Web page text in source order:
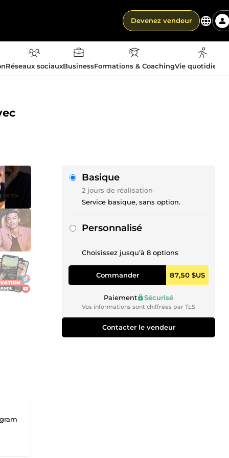
Devenez vendeur
Réseaux sociauxBusinessFormations & CoachingVie
Basique
2 jours de réalisation
Service basique, sans option.
Personnalisé
Choisissez jusqu’à 8 options
Commander 87,50 $US
Paiement Sécurisé
Vos informations sont chiffrées par TLS
Contacter le vendeur